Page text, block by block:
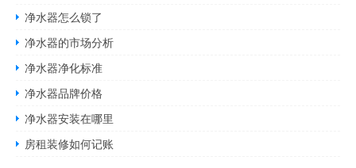
净水器怎么锁了
净水器的市场分析
净水器净化标准
净水器品牌价格
净水器安装在哪里
房租装修如何记账